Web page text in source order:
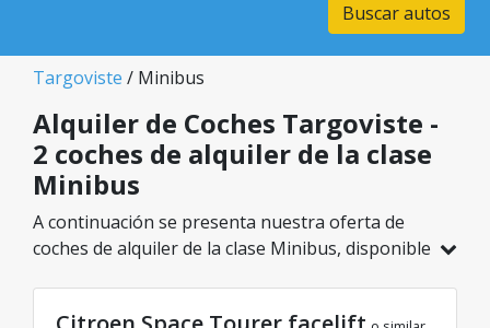
Buscar autos
Targoviste / Minibus
Alquiler de Coches Targoviste -
2 coches de alquiler de la clase
Minibus
A continuación se presenta nuestra oferta de
coches de alquiler de la clase Minibus, disponible